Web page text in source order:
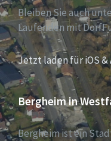
Bleiben Sie auch
Laufenden mit
Jetzt laden für iOS &
Bergheim in
Bergheim ist ein